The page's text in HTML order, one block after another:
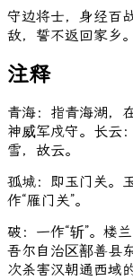
守边将士，身经百
敌，誓不返回家乡。
注释
青海：指青海湖，
神威军戍守。长云
雪，故云。
孤城：即玉门关。
作“雁门关”。
破：一作“斩”。楼
吾尔自治区鄯善县
次杀害汉朝通西域